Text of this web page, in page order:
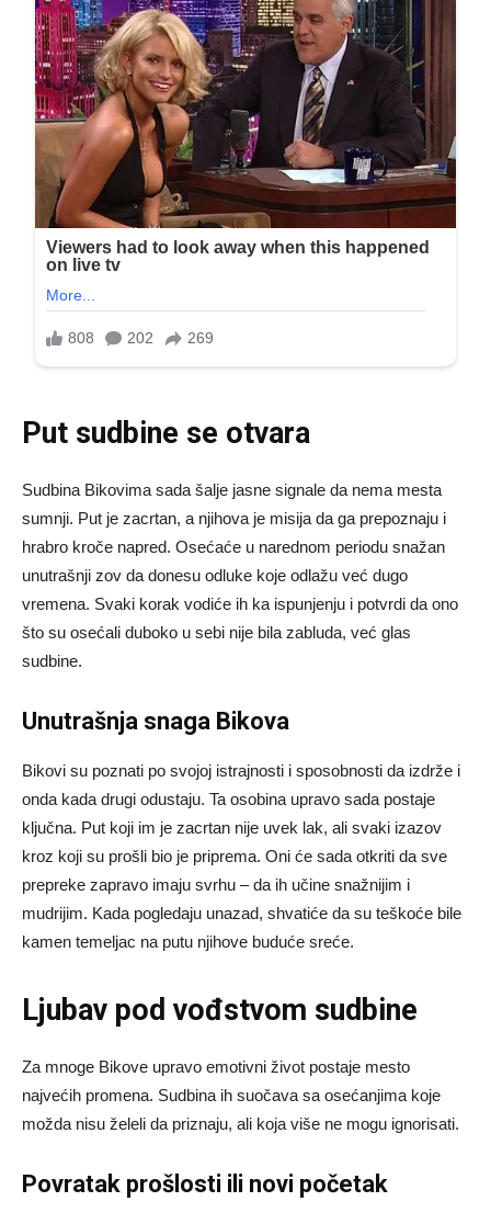
Put sudbine se otvara
Sudbina Bikovima sada šalje jasne signale da nema mesta
sumnji. Put je zacrtan, a njihova je misija da ga prepoznaju i
hrabro kroče napred. Osećaće u narednom periodu snažan
unutrašnji zov da donesu odluke koje odlažu već dugo
vremena. Svaki korak vodiće ih ka ispunjenju i potvrdi da ono
što su osećali duboko u sebi nije bila zabluda, već glas
sudbine.
Unutrašnja snaga Bikova
Bikovi su poznati po svojoj istrajnosti i sposobnosti da izdrže i
onda kada drugi odustaju. Ta osobina upravo sada postaje
ključna. Put koji im je zacrtan nije uvek lak, ali svaki izazov
kroz koji su prošli bio je priprema. Oni će sada otkriti da sve
prepreke zapravo imaju svrhu – da ih učine snažnijim i
mudrijim. Kada pogledaju unazad, shvatiće da su teškoće bile
kamen temeljac na putu njihove buduće sreće.
Ljubav pod vođstvom sudbine
Za mnoge Bikove upravo emotivni život postaje mesto
najvećih promena. Sudbina ih suočava sa osećanjima koje
možda nisu želeli da priznaju, ali koja više ne mogu ignorisati.
Povratak prošlosti ili novi početak